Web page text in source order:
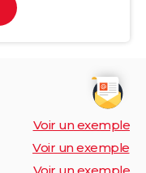
Voir un exemple
Voir un exemple